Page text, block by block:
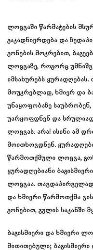
ლოცვაში წარმატების
გაკადნიერდება და
გონების მოკრებით,
ლოცვაზე, როგორც
იმსახურებს ყურადღებას.
მოუკრებლად, ხმიერ და
უნაყოფობაზე საუბრობენ,
უარყოფდნენ და სრულიად
ლოცვას. არა! ისინი ამ
მოითხოვდნენ.
წარმოთქმული ლოცვა,
ყურადღებიანი
ლოცვაა.
და ხმიერი წარმოთქმა
გონებით, გულის საკანში
ბაგისმიერი და ხმიერი
მითითებული;